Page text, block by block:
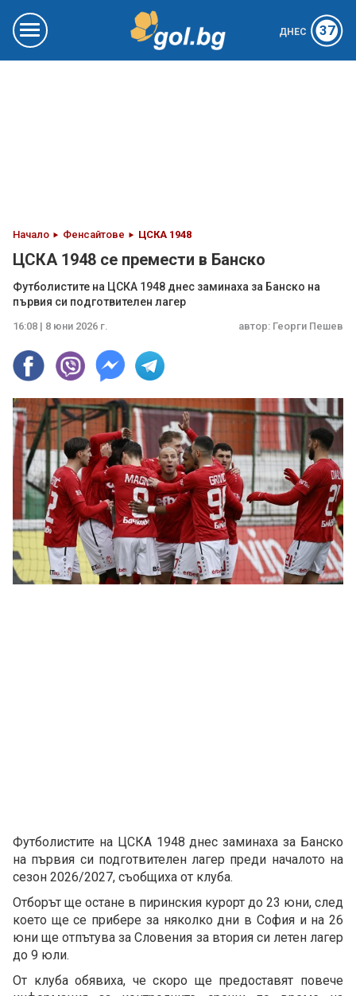
ДНЕС 37
Начало Фенсайтове ЦСКА 1948
ЦСКА 1948 се премести в Банско
Футболистите на ЦСКА 1948 днес заминаха за Банско на
първия си подготвителен лагер
16:08 | 8 юни 2026 г. автор: Георги Пешев
Футболистите на ЦСКА 1948 днес заминаха за Банско
на първия си подготвителен лагер преди началото на
сезон 2026/2027, съобщиха от клуба.
Отборът ще остане в пиринския курорт до 23 юни, след
което ще се прибере за няколко дни в София и на 26
юни ще отпътува за Словения за втория си летен лагер
до 9 юли.
От клуба обявиха, че скоро ще предоставят повече